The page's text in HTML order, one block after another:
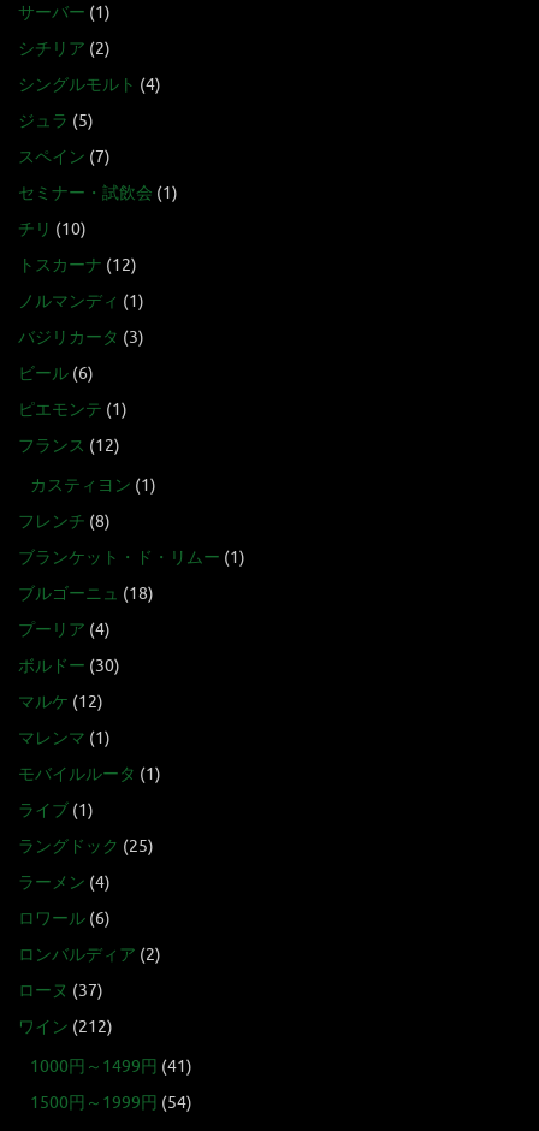
サーバー (1)
シチリア (2)
シングルモルト (4)
ジュラ (5)
スペイン (7)
セミナー・試飲会 (1)
チリ (10)
トスカーナ (12)
ノルマンディ (1)
バジリカータ (3)
ビール (6)
ピエモンテ (1)
フランス (12)
カスティヨン (1)
フレンチ (8)
ブランケット・ド・リムー (1)
ブルゴーニュ (18)
プーリア (4)
ボルドー (30)
マルケ (12)
マレンマ (1)
モバイルルータ (1)
ライブ (1)
ラングドック (25)
ラーメン (4)
ロワール (6)
ロンバルディア (2)
ローヌ (37)
ワイン (212)
1000円～1499円 (41)
1500円～1999円 (54)